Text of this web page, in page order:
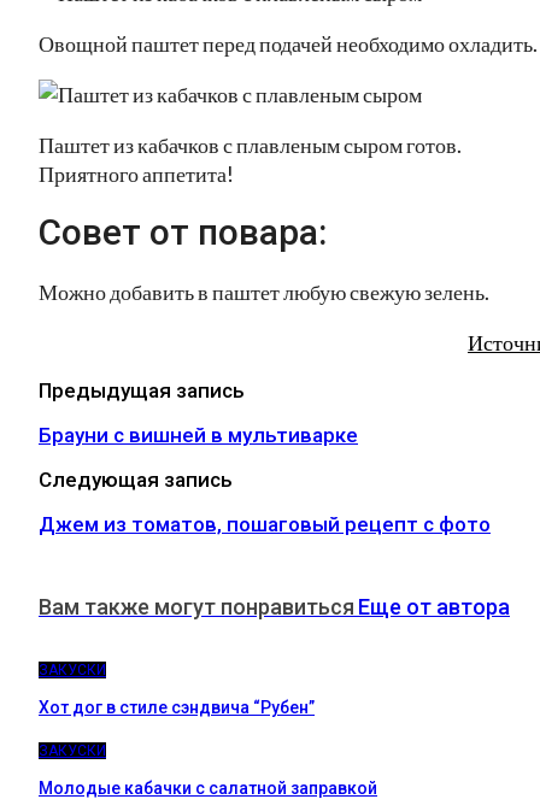
Овощной паштет перед подачей необходимо охладить.
Паштет из кабачков с плавленым сыром готов.
Приятного аппетита!
Совет от повара:
Можно добавить в паштет любую свежую зелень.
Предыдущая запись
Брауни с вишней в мультиварке
Следующая запись
Джем из томатов, пошаговый рецепт с фото
Вам также могут понравиться Еще от автора
ЗАКУСКИ
Хот дог в стиле сэндвича “Рубен”
ЗАКУСКИ
Молодые кабачки с салатной заправкой